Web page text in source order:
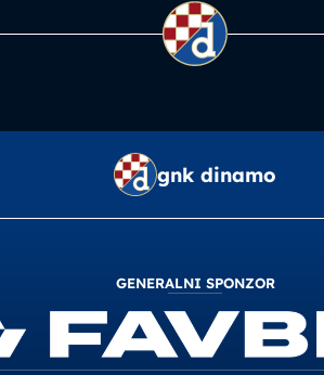
gnk dinamo
GENERALNI SPONZOR